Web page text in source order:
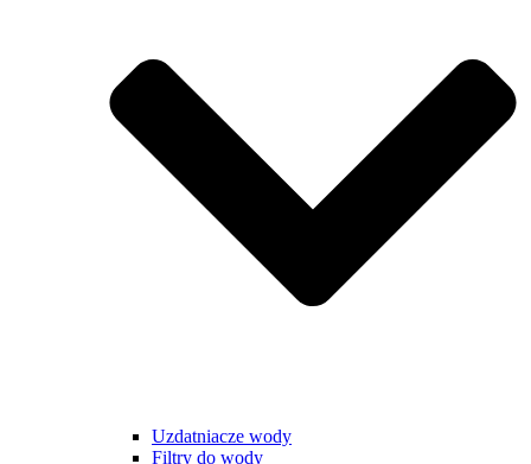
Uzdatniacze wody
Filtry do wody